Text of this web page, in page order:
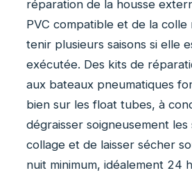
réparation de la housse
PVC compatible et de la
tenir plusieurs saisons si elle
exécutée. Des kits de
aux bateaux pneumatiques
bien sur les float tubes, à
dégraisser soigneusement
collage et de laisser sécher
nuit minimum, idéalement 24